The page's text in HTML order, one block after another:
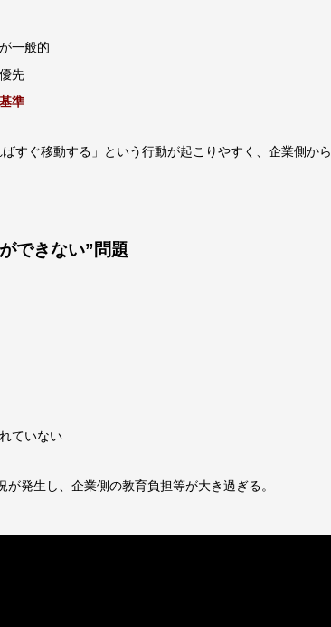
一般的
先
準
すぐ移動する」という行動が起こりやすく、企業側から
できない”問題
ていない
が発生し、企業側の教育負担等が大き過ぎる。